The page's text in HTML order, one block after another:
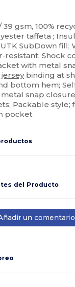
39 gsm, 100%
taffeta ;
SubDown fill;
resistant; Shock
with metal
jerseybinding at
bottom hem;
snap
Packable style;
pocket
del Producto
un comentario